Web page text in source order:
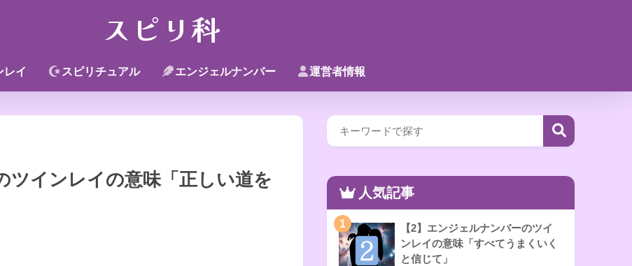
スピリ科
レイ スピリチュアル エンジェルナンバー 運営者情報
ツインレイの意味「正しい道を
人気記事
1
【2】エンジェルナンバーのツイ
ンレイの意味「すべてうまくいく
と信じて」